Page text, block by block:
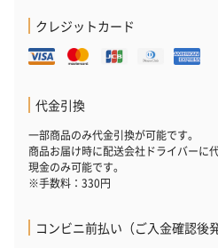
クレジットカード
代金引換
一部商品のみ代金引換が可能です。
商品お届け時に配送会社ドライバーに
現金のみ可能です。
※手数料：330円
コンビニ前払い（ご入金確認後発